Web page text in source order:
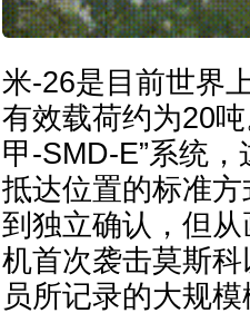
米-26是目前世界
有效载荷约为20
甲-SMD-E”系统
抵达位置的标准
到独立确认，但
机首次袭击莫斯
员所记录的大规